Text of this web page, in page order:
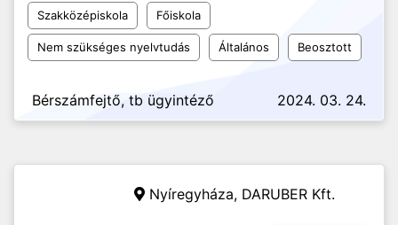
Szakközépiskola Főiskola
Nem szükséges nyelvtudás Általános Beosztott
Bérszámfejtő, tb ügyintéző 2024. 03. 24.
Nyíregyháza, DARUBER Kft.